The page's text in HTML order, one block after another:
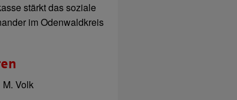
stärkt das soziale
im Odenwaldkreis
M. Volk